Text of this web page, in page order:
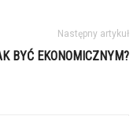
Następny artykuł
BYĆ EKONOMICZNYM?